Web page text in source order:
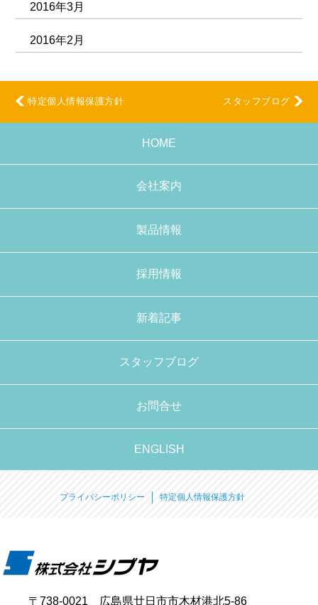
2016年3月
2016年2月
特定個人情報保護方針 スタッフブログ
HOME
会社案内
製品情報
採用情報
新着記事
スタッフブログ
お問合せ
ENGLISH
プライバシーポリシー 特定個人情報保護方針
〒738-0021 広島県廿日市市木材港北5-86